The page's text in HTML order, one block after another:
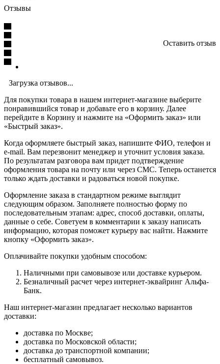
Отзывы
Оставить отзыв
Загрузка отзывов...
Для покупки товара в нашем интернет-магазине выберите
понравившийся товар и добавьте его в корзину. Далее
перейдите в Корзину и нажмите на «Оформить заказ» или
«Быстрый заказ».
Когда оформляете быстрый заказ, напишите ФИО, телефон и
e-mail. Вам перезвонит менеджер и уточнит условия заказа.
По результатам разговора вам придет подтверждение
оформления товара на почту или через СМС. Теперь останется
только ждать доставки и радоваться новой покупке.
Оформление заказа в стандартном режиме выглядит
следующим образом. Заполняете полностью форму по
последовательным этапам: адрес, способ доставки, оплаты,
данные о себе. Советуем в комментарии к заказу написать
информацию, которая поможет курьеру вас найти. Нажмите
кнопку «Оформить заказ».
Оплачивайте покупки удобным способом:
Наличными при самовывозе или доставке курьером.
Безналичный расчет через интернет-эквайринг Альфа-
Банк.
Наш интернет-магазин предлагает несколько вариантов
доставки:
доставка по Москве;
доставка по Московской области;
доставка до транспортной компании;
бесплатный самовывоз.